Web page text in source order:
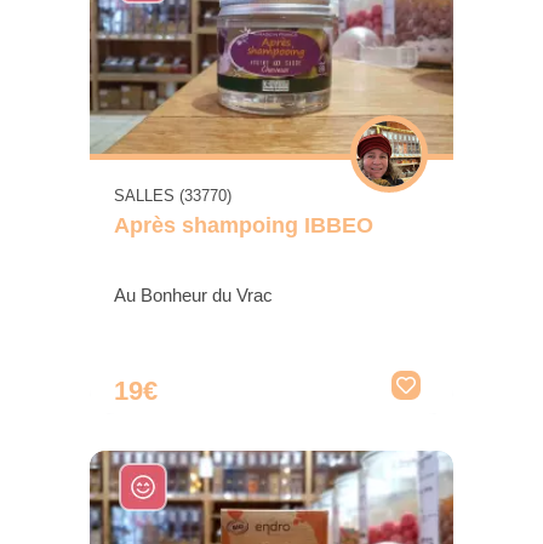
SALLES (33770)
Après shampoing IBBEO
Au Bonheur du Vrac
19€